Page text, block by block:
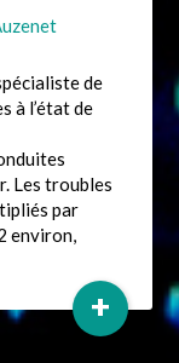
de
à l’état de
Les troubles
par
environ,
+